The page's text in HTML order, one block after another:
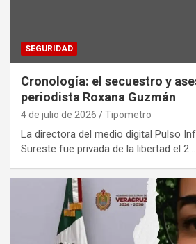
SEGURIDAD
Cronología: el secuestro y
periodista Roxana Guzmán
4 de julio de 2026 Tipometro
La directora del medio digital Pulso
Sureste fue privada de la libertad el 2…